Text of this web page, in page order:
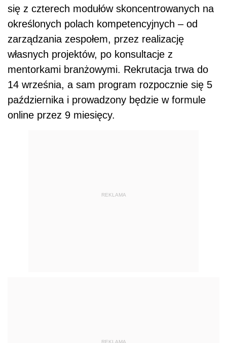
się z czterech modułów skoncentrowanych na
określonych polach kompetencyjnych – od
zarządzania zespołem, przez realizację
własnych projektów, po konsultacje z
mentorkami branżowymi. Rekrutacja trwa do
14 września, a sam program rozpocznie się 5
października i prowadzony będzie w formule
online przez 9 miesięcy.
REKLAMA
REKLAMA